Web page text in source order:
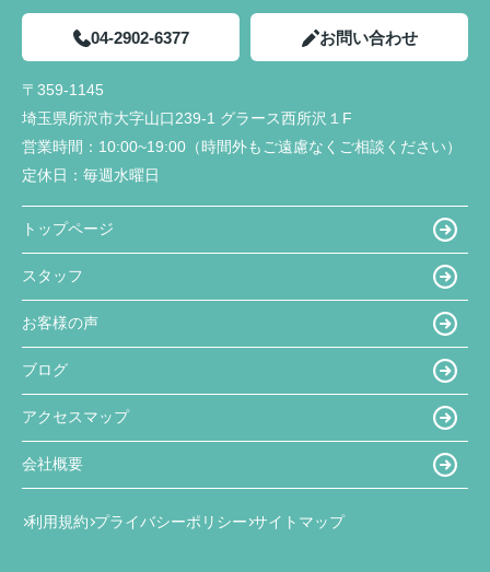
04-2902-6377 お問い合わせ
〒359-1145
埼玉県所沢市大字山口239-1 グラース西所沢１F
営業時間： 10:00~19:00（時間外もご遠慮なくご相談ください）
定休日： 毎週水曜日
トップページ
スタッフ
お客様の声
ブログ
アクセスマップ
会社概要
利用規約 プライバシーポリシー サイトマップ